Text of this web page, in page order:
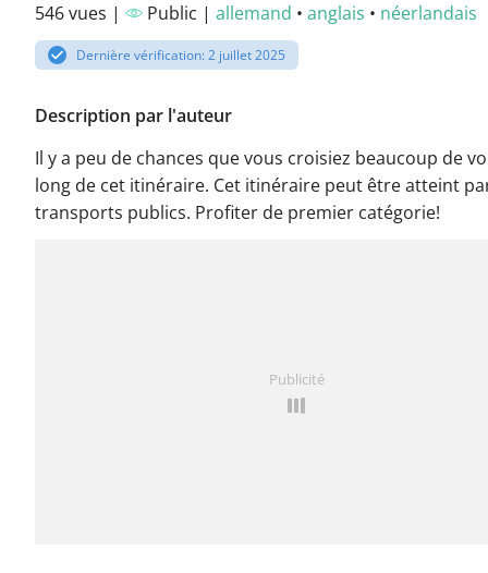
546 vues | Public | allemand • anglais • néerlandais
Dernière vérification: 2 juillet 2025
Description par l'auteur
Il y a peu de chances que vous croisiez beaucoup de
long de cet itinéraire. Cet itinéraire peut être atteint
transports publics. Profiter de premier catégorie!
Publicité